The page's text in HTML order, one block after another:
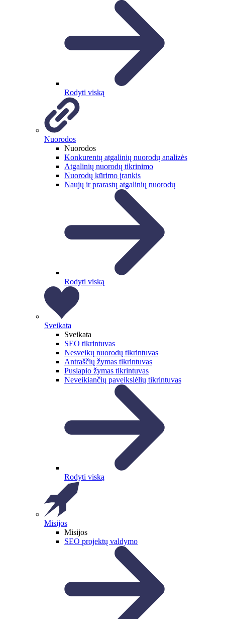
Rodyti viską
Nuorodos
Nuorodos
Konkurentų atgalinių nuorodų analizės
Atgalinių nuorodų tikrinimo
Nuorodų kūrimo įrankis
Naujų ir prarastų atgalinių nuorodų
Rodyti viską
Sveikata
Sveikata
SEO tikrintuvas
Nesveikų nuorodų tikrintuvas
Antraščių žymas tikrintuvas
Puslapio žymas tikrintuvas
Neveikiančių paveikslėlių tikrintuvas
Rodyti viską
Misijos
Misijos
SEO projektų valdymo